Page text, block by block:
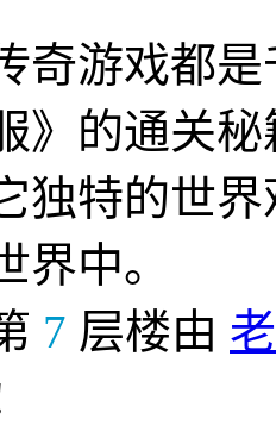
奇游戏都
》的通关
独特的世
界中。
7 层楼由